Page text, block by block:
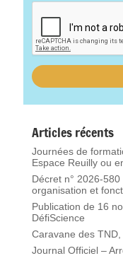
Articles récents
Journées de
Espace Reuilly ou
Décret n° 2026-
organisation et
Publication de 16
DéfiScience
Caravane des
Journal Officiel –